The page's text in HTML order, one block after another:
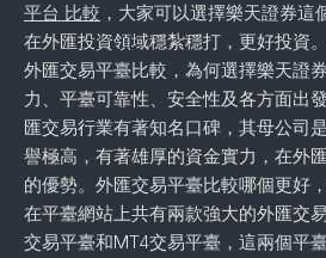
平台 比較 ，大家可以選擇樂天證券
在外匯投資領域穩紮穩打，更好投資。
外匯交易平臺比較，為何選擇樂天證
力、平臺可靠性、安全性及各方面出
匯交易行業有著知名口碑，其母公司
譽極高，有著雄厚的資金實力，在外
的優勢。外匯交易平臺比較哪個更好
在平臺網站上共有兩款強大的外匯交
交易平臺和MT4交易平臺，這兩個平